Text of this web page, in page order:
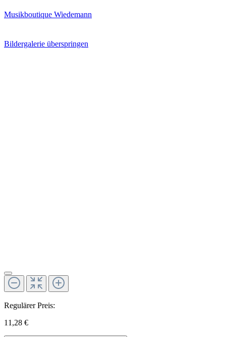
Musikboutique Wiedemann
Bildergalerie überspringen
Regulärer Preis:
11,28 €